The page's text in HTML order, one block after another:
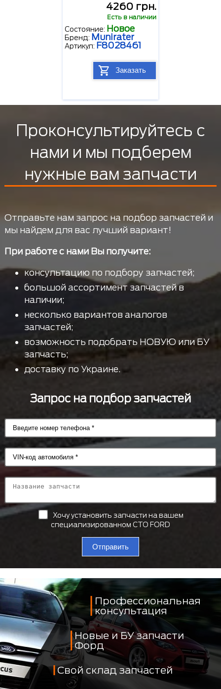
4260 грн.
Есть в наличии
Состояние: Новое
Бренд: Munirater
Артикул: F8028461
Заказать
Проконсультируйтесь с
нами и мы подберем
нужные вам запчасти
Отправьте нам запрос на подбор запчастей и
мы найдем для вас лучший вариант!
При работе с нами Вы получите:
консультацию по подбору запчастей;
большой ассортимент запчастей в
наличии;
несколько вариантов аналогов
запчастей;
возможность подобрать НОВУЮ или БУ
запчасть;
доставку по Украине.
Запрос на подбор запчастей
Хочу установить запчасти на вашем
специализированном СТО FORD
Отправить
Профессиональная
консультация
Новые и БУ запчасти
Форд
Свой склад запчастей